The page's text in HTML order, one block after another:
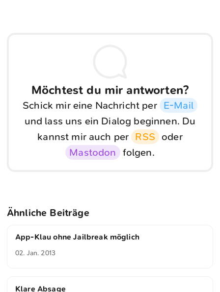
Möchtest du mir antworten?
Schick mir eine Nachricht per E-Mail
und lass uns ein Dialog beginnen. Du
kannst mir auch per RSS oder
Mastodon folgen.
Ähnliche Beiträge
App-Klau ohne Jailbreak möglich
02. Jan. 2013
Klare Absage